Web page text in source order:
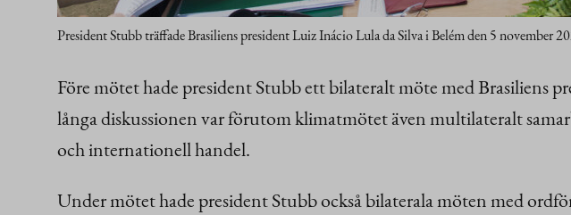
President Stubb träffade Brasiliens president Luiz Inácio Lula da Silva i Belém den 5 november
Före mötet hade president Stubb ett bilateralt möte med Brasiliens
långa diskussionen var förutom klimatmötet även multilateralt
och internationell handel.
Under mötet hade president Stubb också bilaterala möten med